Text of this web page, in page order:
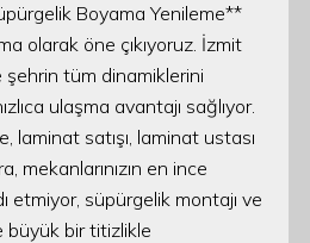
Boyama Yenileme**
olarak öne çıkıyoruz. İzmit
şehrin tüm dinamiklerini
ulaşma avantajı sağlıyor.
laminat satışı, laminat ustası
mekanlarınızın en ince
etmiyor, süpürgelik montajı ve
büyük bir titizlikle